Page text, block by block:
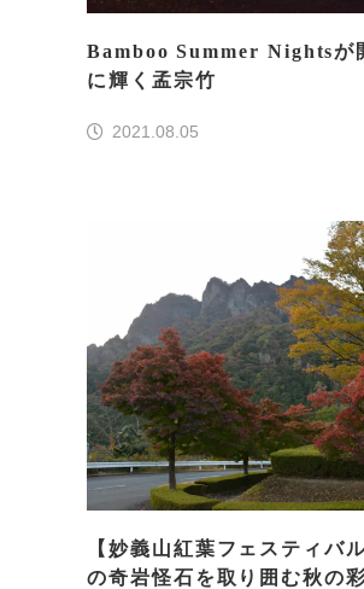
Bamboo Summer Nightsが
に輝く孟宗竹
2021.08.05
【妙義山紅葉フェスティバ
の奇岩怪石を取り囲む秋の